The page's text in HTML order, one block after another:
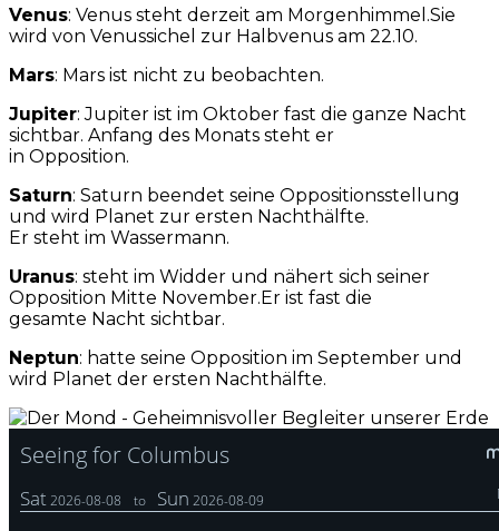
Venus: Venus steht derzeit am Morgenhimmel.Sie
wird von Venussichel zur Halbvenus am 22.10.
Mars: Mars ist nicht zu beobachten.
Jupiter: Jupiter ist im Oktober fast die ganze Nacht
sichtbar. Anfang des Monats steht er
in Opposition.
Saturn: Saturn beendet seine Oppositionsstellung
und wird Planet zur ersten Nachthälfte.
Er steht im Wassermann.
Uranus: steht im Widder und nähert sich seiner
Opposition Mitte November.Er ist fast die
gesamte Nacht sichtbar.
Neptun: hatte seine Opposition im September und
wird Planet der ersten Nachthälfte.